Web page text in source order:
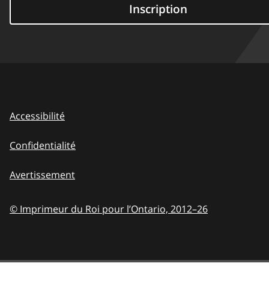
Inscription
Accessibilité
Confidentialité
Avertissement
© Imprimeur du Roi pour l’Ontario, 2012–26